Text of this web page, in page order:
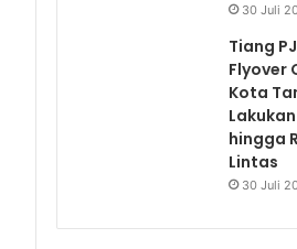
30 Juli
Tiang
Flyover
Kota
hingga
Lintas
30 Juli